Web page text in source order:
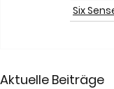
Six
Aktuelle Beiträge